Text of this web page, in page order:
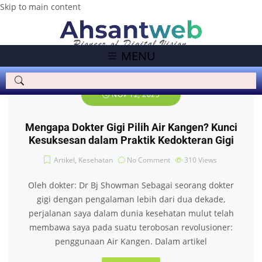
Skip to main content
MENU
NOV 12, 2023
Mengapa Dokter Gigi Pilih Air Kangen? Kunci
Kesuksesan dalam Praktik Kedokteran Gigi
Artikel, Kesehatan No Comment 310 Views
Oleh dokter: Dr Bj Showman Sebagai seorang dokter
gigi dengan pengalaman lebih dari dua dekade,
perjalanan saya dalam dunia kesehatan mulut telah
membawa saya pada suatu terobosan revolusioner:
penggunaan Air Kangen. Dalam artikel